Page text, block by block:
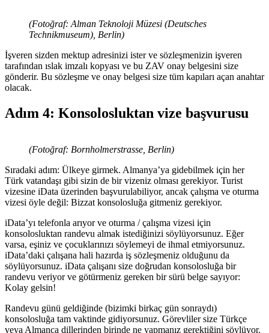
(Fotoğraf: Alman Teknoloji Müzesi (Deutsches
Technikmuseum), Berlin)
İşveren sizden mektup adresinizi ister ve sözleşmenizin işveren
tarafından ıslak imzalı kopyası ve bu ZAV onay belgesini size
gönderir. Bu sözleşme ve onay belgesi size tüm kapıları açan anahtar
olacak.
Adım 4: Konsolosluktan vize başvurusu
(Fotoğraf: Bornholmerstrasse, Berlin)
Sıradaki adım: Ülkeye girmek. Almanya’ya gidebilmek için her
Türk vatandaşı gibi sizin de bir vizeniz olması gerekiyor. Turist
vizesine iData üzerinden başvurulabiliyor, ancak çalışma ve oturma
vizesi öyle değil: Bizzat konsolosluğa gitmeniz gerekiyor.
iData’yı telefonla arıyor ve oturma / çalışma vizesi için
konsolosluktan randevu almak istediğinizi söylüyorsunuz. Eğer
varsa, eşiniz ve çocuklarınızı söylemeyi de ihmal etmiyorsunuz.
iData’daki çalışana hali hazırda iş sözleşmeniz olduğunu da
söylüyorsunuz. iData çalışanı size doğrudan konsolosluğa bir
randevu veriyor ve götürmeniz gereken bir sürü belge sayıyor:
Kolay gelsin!
Randevu günü geldiğinde (bizimki birkaç gün sonraydı)
konsolosluğa tam vaktinde gidiyorsunuz. Görevliler size Türkçe
veya Almanca dillerinden birinde ne yapmanız gerektiğini söylüyor.